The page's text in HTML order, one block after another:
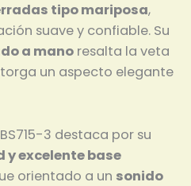
tipo mariposa,
suave y confiable. Su
a mano resalta la veta
un aspecto elegante
3 destaca por su
excelente base
orientado a un sonido